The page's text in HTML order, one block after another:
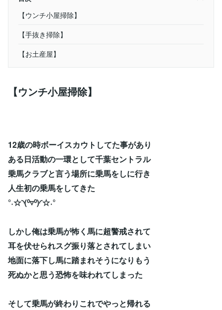
【ウンチ小屋掃除】
【手抜き掃除】
【お土産屋】
【ウンチ小屋掃除】
12歳の時ボーイスカウトしてた事があり
ある日活動の一環として千葉セントラル
乗馬クラブと言う場所に乗馬をしに行き
人生初の乗馬をしてきた
°˖☆◝(⁰▿⁰)◜☆˖°
しかし俺は乗馬が怖く馬に超警戒されて
耳を伏せられスグ振り落とされてしまい
地面に落下し馬に踏まれそうになりもう
死ぬかと思う恐怖を味われてしまった
そして乗馬が終わりこれでやっと帰れる